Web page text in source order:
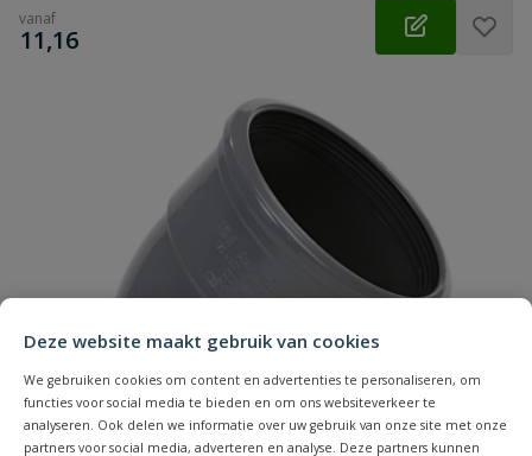
Deze website maakt gebruik van cookies
We gebruiken cookies om content en advertenties te personaliseren, om
functies voor social media te bieden en om ons websiteverkeer te
analyseren. Ook delen we informatie over uw gebruik van onze site met onze
partners voor social media, adverteren en analyse. Deze partners kunnen
vanaf
€
11,16